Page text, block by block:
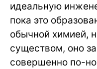
идеальную
пока это
обычной химией,
существом, оно
совершенно по-